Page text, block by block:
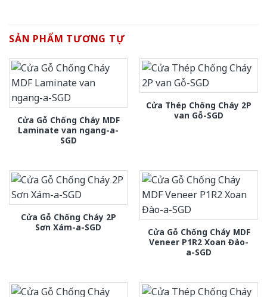
SẢN PHẨM TƯƠNG TỰ
Cửa Gỗ Chống Cháy MDF
Laminate van ngang-a-
SGD
Cửa Thép Chống Cháy 2P
van Gỗ-SGD
Cửa Gỗ Chống Cháy 2P
Sơn Xám-a-SGD
Cửa Gỗ Chống Cháy MDF
Veneer P1R2 Xoan Đào-
a-SGD